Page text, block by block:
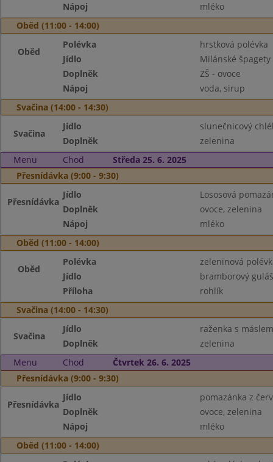
Nápoj
mléko
Oběd (11:00 - 14:00)
Oběd
Polévka
hrstková polévka
Jídlo
Milánské
Doplněk
ZŠ - ovoce
Nápoj
voda, sirup
Svačina (14:00 - 14:30)
Svačina
Jídlo
slunečnicový
Doplněk
zelenina
Menu
Chod
Středa 25. 6. 2025
Přesnídávka (9:00 - 9:30)
Přesnídávka
Jídlo
Lososová
Doplněk
ovoce, zelenina
Nápoj
mléko
Oběd (11:00 - 14:00)
Oběd
Polévka
zeleninová
Jídlo
bramborový guláš
Příloha
rohlík
Svačina (14:00 - 14:30)
Svačina
Jídlo
raženka s máslem
Doplněk
zelenina
Menu
Chod
Čtvrtek 26. 6. 2025
Přesnídávka (9:00 - 9:30)
Přesnídávka
Jídlo
pomazánka z
Doplněk
ovoce, zelenina
Nápoj
mléko
Oběd (11:00 - 14:00)